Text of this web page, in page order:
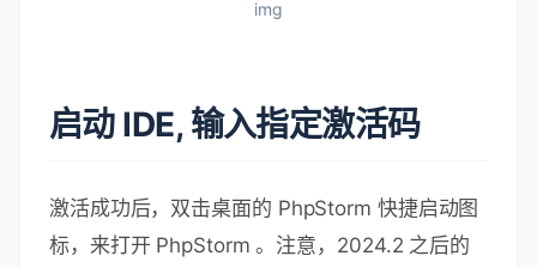
img
启动 IDE, 输入指定激活码
激活成功后，双击桌面的 PhpStorm 快捷启动图
标，来打开 PhpStorm 。注意，2024.2 之后的